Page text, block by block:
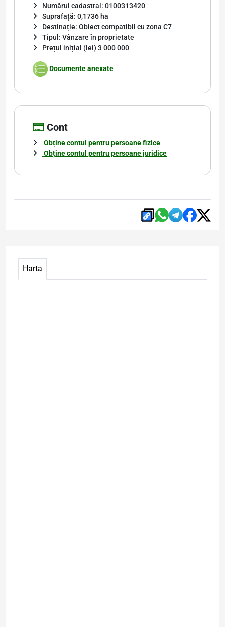
Numărul cadastral: 0100313420
Suprafață: 0,1736 ha
Destinație: Obiect compatibil cu zona C7
Tipul: Vânzare în proprietate
Prețul inițial (lei) 3 000 000
Documente anexate
Cont
Obține contul pentru persoane fizice
Obține contul pentru persoane juridice
Harta